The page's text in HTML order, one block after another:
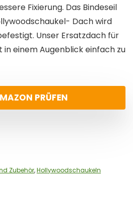
Fixierung. Das Bindeseil
Dach wird
Unser Ersatzdach für
in einem Augenblick einfach zu
PRÜFEN
Zubehör,Hollywoodschaukeln